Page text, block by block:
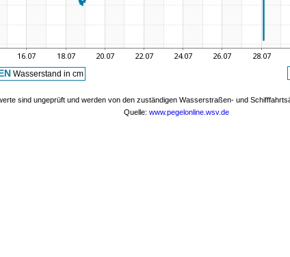
Wasserstand in cm
sind ungeprüft und werden von den zuständigen Wasserstraßen- und
Quelle: www.pegelonline.wsv.de